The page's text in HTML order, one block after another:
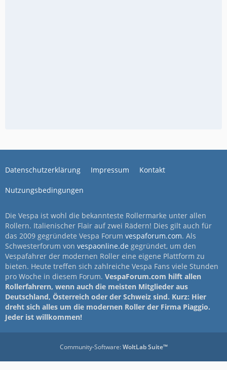
Datenschutzerklärung Impressum Kontakt
Nutzungsbedingungen
Die Vespa ist wohl die bekannteste Rollermarke unter allen
Rollern. Italienischer Flair auf zwei Rädern! Dies gilt auch für
das 2009 gegründete Vespa Forum vespaforum.com. Als
Schwesterforum von vespaonline.de gegründet, um den
Vespafahrer der modernen Roller eine eigene Plattform zu
bieten. Heute treffen sich zahlreiche Vespa Fans viele Stunden
pro Woche in diesem Forum. VespaForum.com hilft allen
Rollerfahrern, wenn auch die meisten Mitglieder aus
Deutschland, Österreich oder der Schweiz sind. Kurz: Hier
dreht sich alles um die modernen Roller der Firma Piaggio.
Jeder ist willkommen!
Community-Software:WoltLab Suite™